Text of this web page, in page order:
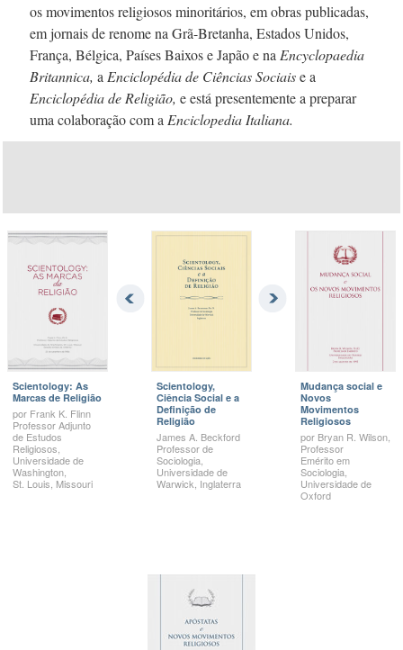
os movimentos religiosos minoritários, em obras publicadas,
em jornais de renome na Grã-Bretanha, Estados Unidos,
França, Bélgica, Países Baixos e Japão e na Encyclopaedia
Britannica, a Enciclopédia de Ciências Sociaise a
Enciclopédia de Religião, e está presentemente a preparar
uma colaboração com a Enciclopedia Italiana.
Scientology: As
Marcas de Religião
por Frank K. Flinn
Professor Adjunto
de Estudos
Religiosos,
Universidade de
Washington,
St. Louis, Missouri
Scientology,
Ciência Social e a
Definição de
Religião
James A. Beckford
Professor de
Sociologia,
Universidade de
Warwick, Inglaterra
Mudança social e
Novos
Movimentos
Religiosos
por Bryan R. Wilson,
Professor
Emérito em
Sociologia,
Universidade de
Oxford